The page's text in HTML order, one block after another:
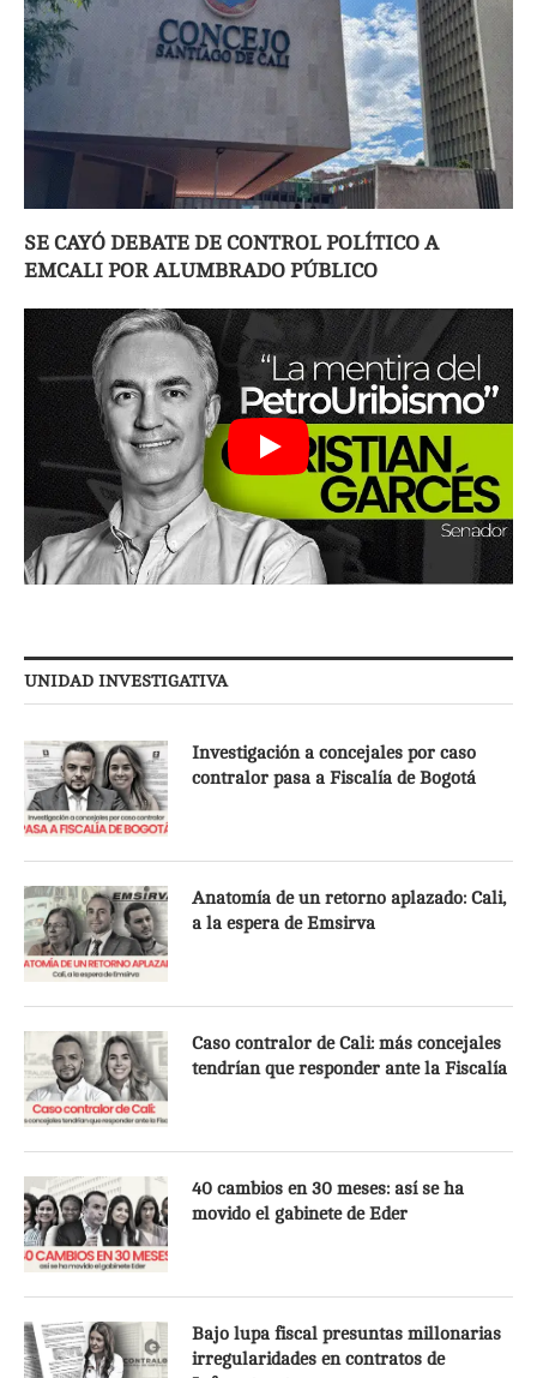
SE CAYÓ DEBATE DE CONTROL POLÍTICO A
EMCALI POR ALUMBRADO PÚBLICO
UNIDAD INVESTIGATIVA
Investigación a concejales por caso
contralor pasa a Fiscalía de Bogotá
Anatomía de un retorno aplazado: Cali,
a la espera de Emsirva
Caso contralor de Cali: más concejales
tendrían que responder ante la Fiscalía
40 cambios en 30 meses: así se ha
movido el gabinete de Eder
Bajo lupa fiscal presuntas millonarias
irregularidades en contratos de